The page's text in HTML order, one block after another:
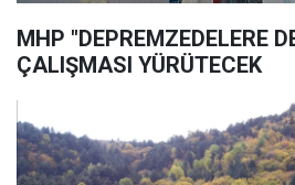
MHP "DEPREMZEDELERE
ÇALIŞMASI YÜRÜTECEK